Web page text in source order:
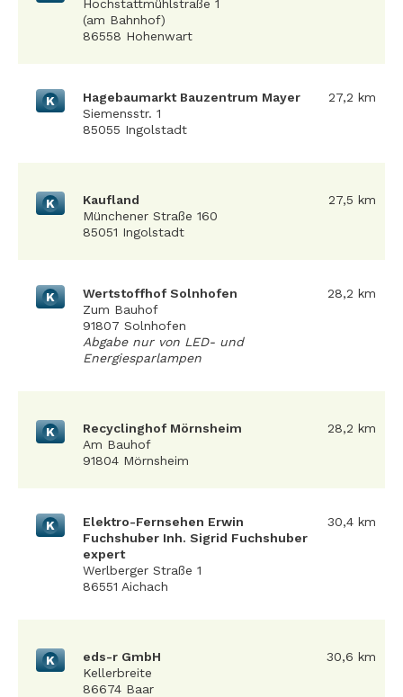
Hochstattmühlstraße 1
(am Bahnhof)
86558 Hohenwart
K
Hagebaumarkt Bauzentrum Mayer
Siemensstr. 1
85055 Ingolstadt
27,2 km
K
Kaufland
Münchener Straße 160
85051 Ingolstadt
27,5 km
K
Wertstoffhof Solnhofen
Zum Bauhof
91807 Solnhofen
Abgabe nur von LED- und
Energiesparlampen
28,2 km
K
Recyclinghof Mörnsheim
Am Bauhof
91804 Mörnsheim
28,2 km
K
Elektro-Fernsehen Erwin
Fuchshuber Inh. Sigrid Fuchshuber
expert
Werlberger Straße 1
86551 Aichach
30,4 km
K
eds-r GmbH
Kellerbreite
86674 Baar
30,6 km